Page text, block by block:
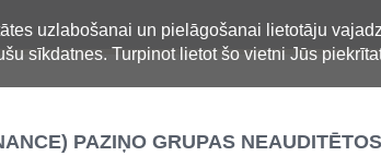
uzlabošanai un pielāgošanai lietotāju
sīkdatnes. Turpinot lietot šo vietni Jūs
PAZIŅO GRUPAS